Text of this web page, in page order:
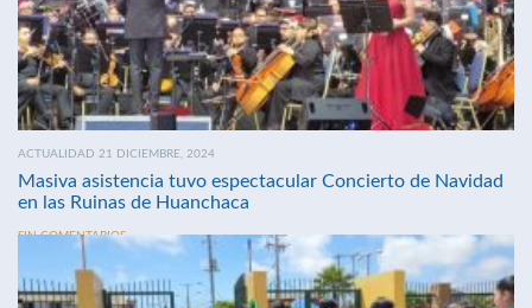
ACTUALIDAD 21 DICIEMBRE, 2024
Masiva asistencia tuvo espectacular Concierto de Navidad
en las Ruinas de Huanchaca
SIN COMENTARIOS